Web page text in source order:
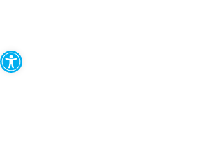
Eszköztár megnyitása